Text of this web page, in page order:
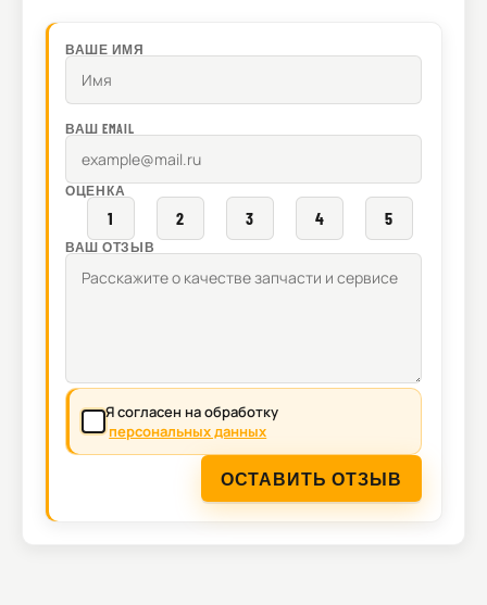
ВАШЕ ИМЯ
ВАШ EMAIL
ОЦЕНКА
1 2 3 4 5
ВАШ ОТЗЫВ
Я согласен на обработку
персональных данных
ОСТАВИТЬ ОТЗЫВ